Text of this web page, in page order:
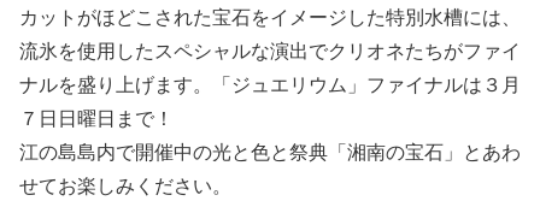
カットがほどこされた宝石をイメージした特別水槽には、
流氷を使用したスペシャルな演出でクリオネたちがファイ
ナルを盛り上げます。
「ジュエリウム」ファイナルは３月
７日日曜日まで！
江の島島内で開催中の光と色と祭典「湘南の宝石」とあわ
せてお楽しみください。